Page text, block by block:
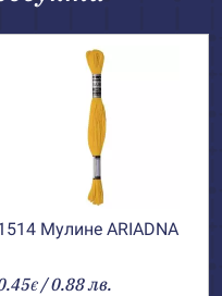
Мулине АRIADNA
€ / 0.88 лв.